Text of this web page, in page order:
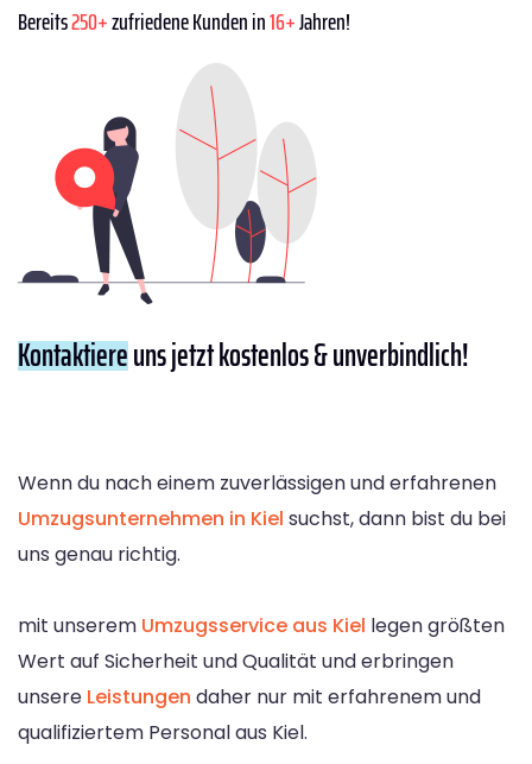
Bereits250+zufriedene Kunden in16+Jahren!
Kontaktiereuns jetzt kostenlos & unverbindlich!
Wenn du nach einem zuverlässigen und erfahrenen
Umzugsunternehmen in Kiel suchst, dann bist du bei
uns genau richtig.
mit unserem Umzugsservice aus Kiel legen größten
Wert auf Sicherheit und Qualität und erbringen
unsere Leistungen daher nur mit erfahrenem und
qualifiziertem Personal aus Kiel.